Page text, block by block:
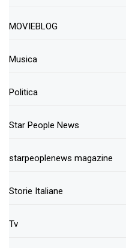
MOVIEBLOG
Musica
Politica
Star People News
starpeoplenews magazine
Storie Italiane
Tv